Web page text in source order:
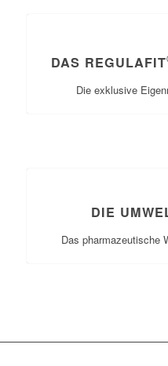
DAS REGULAFIT
Die exklusive
DIE
Das pharmazeutische